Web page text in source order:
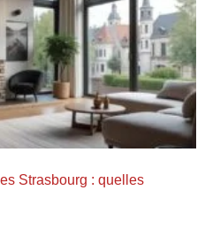
Strasbourg : quelles